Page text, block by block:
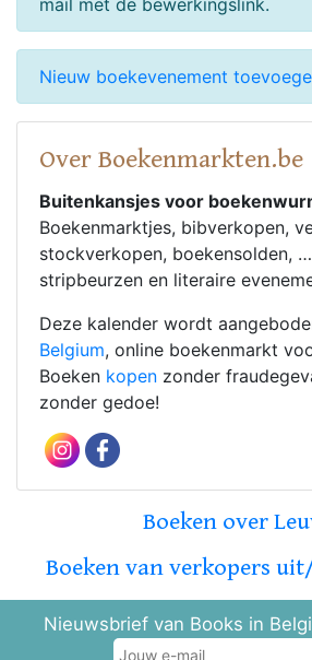
mail met de bewerkingslink.
Nieuw boekevenement
Over Boekenmarkten.be
Buitenkansjes voor
Boekenmarktjes, bibverkopen,
stockverkopen, boekensolden,
stripbeurzen en literaire
Deze kalender wordt
Belgium, online boekenmarkt
Boeken kopen zonder
zonder gedoe!
Boeken over
Boeken van verkopers
Nieuwsbrief van Books in